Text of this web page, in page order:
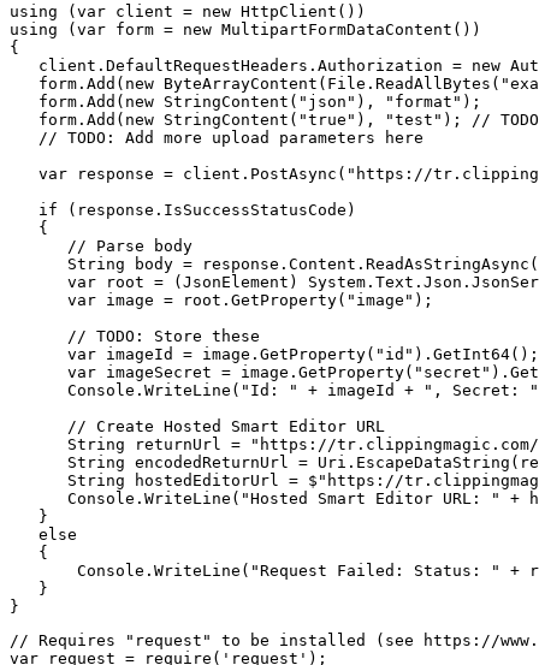
using (var client = new HttpClient())
using (var form = new MultipartFormDataContent())
{
client.DefaultRequestHeaders.Authorization = new
form.Add(new
   form.Add(new StringContent("json"), "format");
form.Add(new StringContent("true"), "test"); //
   // TODO: Add more upload parameters here
var response = client.PostAsync("https://
   if (response.IsSuccessStatusCode)
   {
      // Parse body
String body =
var root = (JsonElement)
      var image = root.GetProperty("image");
      // TODO: Store these
      var imageId = image.GetProperty("id").GetInt64();
var imageSecret =
Console.WriteLine("Id: " + imageId + ", Secret:
      // Create Hosted Smart Editor URL
String returnUrl = "https://
String encodedReturnUrl =
String hostedEditorUrl = $"https://
Console.WriteLine("Hosted Smart Editor URL: " +
   }
   else
   {
Console.WriteLine("Request Failed: Status: " +
   }
// Requires "request" to be installed (see https://
var request = require('request');